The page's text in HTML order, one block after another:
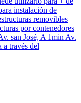
instalación de
removibles
por contenedores
san José, A 1min Av.
través del